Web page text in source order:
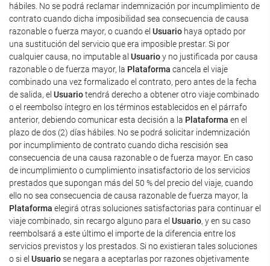
hábiles. No se podrá reclamar indemnización por incumplimiento de
contrato cuando dicha imposibilidad sea consecuencia de causa
razonable o fuerza mayor, o cuando el Usuario haya optado por
una sustitución del servicio que era imposible prestar. Si por
cualquier causa, no imputable al Usuarioy no justificada por causa
razonable o de fuerza mayor, la Plataforma cancela el viaje
combinado una vez formalizado el contrato, pero antes de la fecha
de salida, el Usuariotendrá derecho a obtener otro viaje combinado
o el reembolso íntegro en los términos establecidos en el párrafo
anterior, debiendo comunicar esta decisión a la Plataforma en el
plazo de dos (2) días hábiles. No se podrá solicitar indemnización
por incumplimiento de contrato cuando dicha rescisión sea
consecuencia de una causa razonable o de fuerza mayor. En caso
de incumplimiento o cumplimiento insatisfactorio de los servicios
prestados que supongan más del 50 % del precio del viaje, cuando
ello no sea consecuencia de causa razonable de fuerza mayor, la
Plataforma elegirá otras soluciones satisfactorias para continuar el
viaje combinado, sin recargo alguno para el Usuario, y en su caso
reembolsará a este último el importe de la diferencia entre los
servicios previstos y los prestados. Si no existieran tales soluciones
o si el Usuariose negara a aceptarlas por razones objetivamente